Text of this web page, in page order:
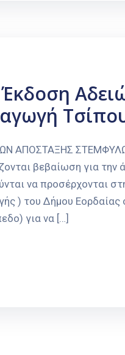
ΑΠΟΣΤΑΞΗΣ
βεβαίωση για την
να προσέρχονται
) του Δήμου Εορδαίας
για να […]